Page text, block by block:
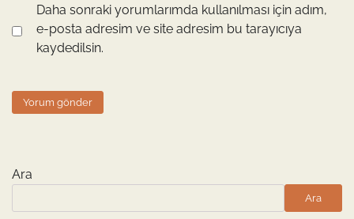
Daha sonraki yorumlarımda kullanılması için adım,
e-posta adresim ve site adresim bu tarayıcıya
kaydedilsin.
Ara
Ara